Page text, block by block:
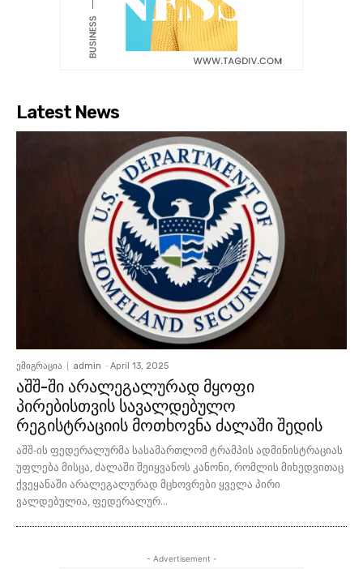
Latest News
ემიგრაცია admin - April 13, 2025
აშშ-ში არალეგალურად მყოფი
პირებისთვის სავალდებულო
რეგისტრაციის მოთხოვნა ძალაში შედის
აშშ-ის ფედერალურმა სასამართლომ ტრამპის ადმინისტრაციას
უფლება მისცა, ძალაში შეიყვანოს კანონი, რომლის მიხედვითაც
ქვეყანაში არალეგალურად მცხოვრები ყველა პირი
ვალდებულია, ფედერალურ...
- Advertisement -